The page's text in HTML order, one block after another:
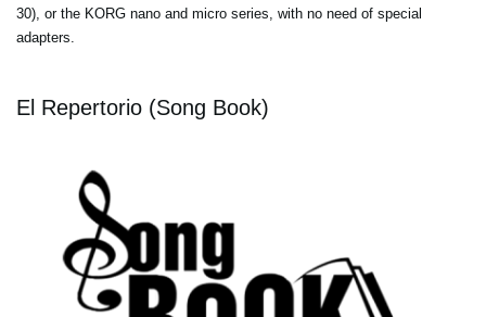
30), or the KORG nano and micro series, with no need of special
adapters.
El Repertorio (Song Book)